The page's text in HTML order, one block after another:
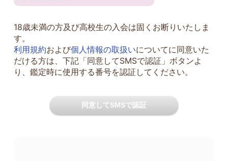
18歳未満の方及び高校生の入会は固くお断りいたしま
す。
利用規約および個人情報の取扱いについてに同意いた
だける方は、下記「同意してSMSで認証」ボタンよ
り、鑑定時に使用する番号を認証してください。
同意してSMSで認証